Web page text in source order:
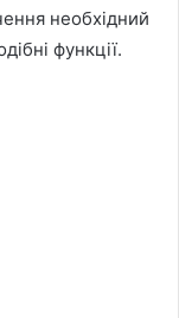
необхідний
функції.